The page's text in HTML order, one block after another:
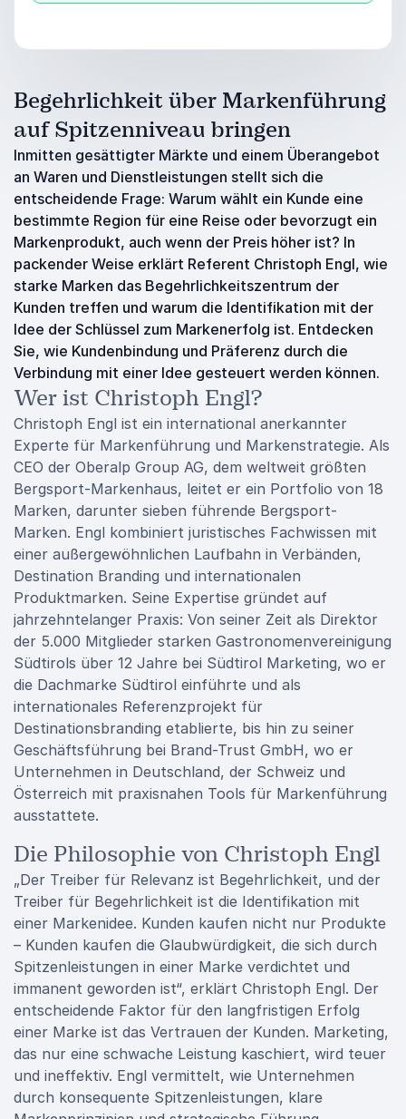
Begehrlichkeit über Markenführung
auf Spitzenniveau bringen
Inmitten gesättigter Märkte und einem Überangebot
an Waren und Dienstleistungen stellt sich die
entscheidende Frage: Warum wählt ein Kunde eine
bestimmte Region für eine Reise oder bevorzugt ein
Markenprodukt, auch wenn der Preis höher ist? In
packender Weise erklärt Referent Christoph Engl, wie
starke Marken das Begehrlichkeitszentrum der
Kunden treffen und warum die Identifikation mit der
Idee der Schlüssel zum Markenerfolg ist. Entdecken
Sie, wie Kundenbindung und Präferenz durch die
Verbindung mit einer Idee gesteuert werden können.
Wer ist Christoph Engl?
Christoph Engl ist ein international anerkannter
Experte für Markenführung und Markenstrategie. Als
CEO der Oberalp Group AG, dem weltweit größten
Bergsport-Markenhaus, leitet er ein Portfolio von 18
Marken, darunter sieben führende Bergsport-
Marken. Engl kombiniert juristisches Fachwissen mit
einer außergewöhnlichen Laufbahn in Verbänden,
Destination Branding und internationalen
Produktmarken. Seine Expertise gründet auf
jahrzehntelanger Praxis: Von seiner Zeit als Direktor
der 5.000 Mitglieder starken Gastronomenvereinigung
Südtirols über 12 Jahre bei Südtirol Marketing, wo er
die Dachmarke Südtirol einführte und als
internationales Referenzprojekt für
Destinationsbranding etablierte, bis hin zu seiner
Geschäftsführung bei Brand-Trust GmbH, wo er
Unternehmen in Deutschland, der Schweiz und
Österreich mit praxisnahen Tools für Markenführung
ausstattete.
Die Philosophie von Christoph Engl
„Der Treiber für Relevanz ist Begehrlichkeit, und der
Treiber für Begehrlichkeit ist die Identifikation mit
einer Markenidee. Kunden kaufen nicht nur Produkte
– Kunden kaufen die Glaubwürdigkeit, die sich durch
Spitzenleistungen in einer Marke verdichtet und
immanent geworden ist“, erklärt Christoph Engl. Der
entscheidende Faktor für den langfristigen Erfolg
einer Marke ist das Vertrauen der Kunden. Marketing,
das nur eine schwache Leistung kaschiert, wird teuer
und ineffektiv. Engl vermittelt, wie Unternehmen
durch konsequente Spitzenleistungen, klare